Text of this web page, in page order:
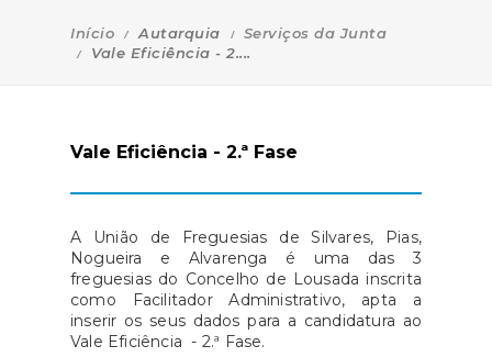
Início Autarquia
Serviços da Junta
Vale Eficiência - 2....
Vale Eficiência - 2.ª Fase
A União de Freguesias de Silvares, Pias,
Nogueira e Alvarenga é uma das 3
freguesias do Concelho de Lousada inscrita
como Facilitador Administrativo, apta a
inserir os seus dados para a candidatura ao
Vale Eficiência - 2.ª Fase.